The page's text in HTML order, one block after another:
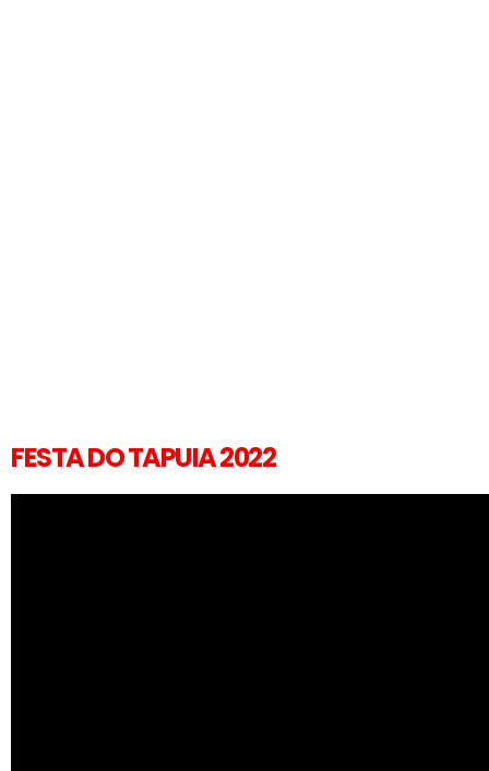
FESTA DO TAPUIA 2022